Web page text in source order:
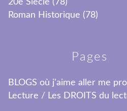
20e Siècle (78)
Roman Historique (78)
Pages
BLOGS où j'aime aller me
Lecture / Les DROITS du